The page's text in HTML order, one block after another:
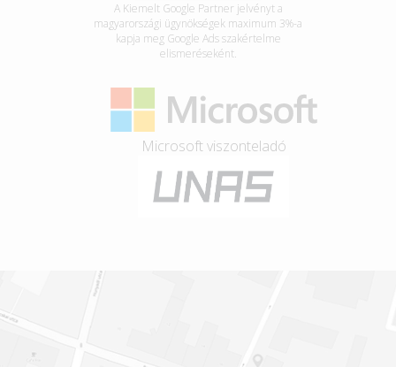
A Kiemelt Google Partner jelvényt a
magyarországi ügynökségek maximum 3%-a
kapja meg Google Ads szakértelme
elismeréseként.
Microsoft viszonteladó